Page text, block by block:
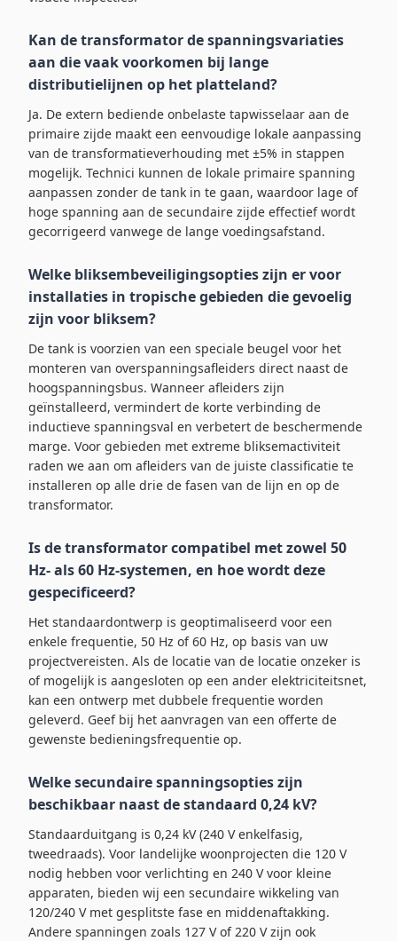
Kan de transformator de spanningsvariaties
aan die vaak voorkomen bij lange
distributielijnen op het platteland?
Ja. De extern bediende onbelaste tapwisselaar aan de
primaire zijde maakt een eenvoudige lokale aanpassing
van de transformatieverhouding met ±5% in stappen
mogelijk. Technici kunnen de lokale primaire spanning
aanpassen zonder de tank in te gaan, waardoor lage of
hoge spanning aan de secundaire zijde effectief wordt
gecorrigeerd vanwege de lange voedingsafstand.
Welke bliksembeveiligingsopties zijn er voor
installaties in tropische gebieden die gevoelig
zijn voor bliksem?
De tank is voorzien van een speciale beugel voor het
monteren van overspanningsafleiders direct naast de
hoogspanningsbus. Wanneer afleiders zijn
geïnstalleerd, vermindert de korte verbinding de
inductieve spanningsval en verbetert de beschermende
marge. Voor gebieden met extreme bliksemactiviteit
raden we aan om afleiders van de juiste classificatie te
installeren op alle drie de fasen van de lijn en op de
transformator.
Is de transformator compatibel met zowel 50
Hz- als 60 Hz-systemen, en hoe wordt deze
gespecificeerd?
Het standaardontwerp is geoptimaliseerd voor een
enkele frequentie, 50 Hz of 60 Hz, op basis van uw
projectvereisten. Als de locatie van de locatie onzeker is
of mogelijk is aangesloten op een ander elektriciteitsnet,
kan een ontwerp met dubbele frequentie worden
geleverd. Geef bij het aanvragen van een offerte de
gewenste bedieningsfrequentie op.
Welke secundaire spanningsopties zijn
beschikbaar naast de standaard 0,24 kV?
Standaarduitgang is 0,24 kV (240 V enkelfasig,
tweedraads). Voor landelijke woonprojecten die 120 V
nodig hebben voor verlichting en 240 V voor kleine
apparaten, bieden wij een secundaire wikkeling van
120/240 V met gesplitste fase en middenaftakking.
Andere spanningen zoals 127 V of 220 V zijn ook